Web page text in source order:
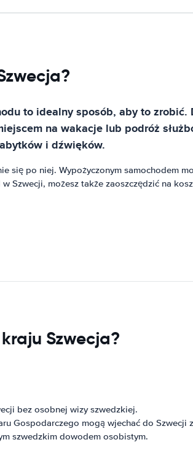
to idealny sposób, aby to
na wakacje lub podróż
i dźwięków.
po niej. Wypożyczonym samochodem
Szwecji, możesz także zaoszczędzić na
Szwecja?
bez osobnej wizy szwedzkiej.
Gospodarczego mogą wjechać do
szwedzkim dowodem osobistym.